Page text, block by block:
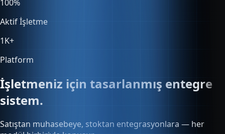
100%
Aktif İşletme
1K+
Platform
İşletmeniz için tasarlanmış entegre
sistem.
Satıştan muhasebeye, stoktan entegrasyonlara — her